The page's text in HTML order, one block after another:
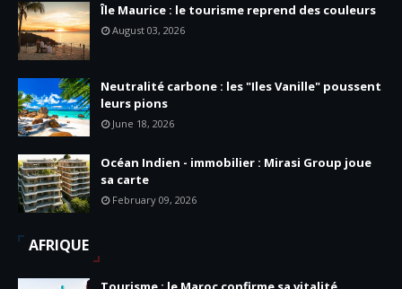
Île Maurice : le tourisme reprend des couleurs
August 03, 2026
Neutralité carbone : les "Iles Vanille" poussent
leurs pions
June 18, 2026
Océan Indien - immobilier : Mirasi Group joue
sa carte
February 09, 2026
AFRIQUE